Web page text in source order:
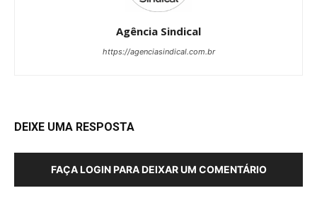
Agência Sindical
https://agenciasindical.com.br
DEIXE UMA RESPOSTA
FAÇA LOGIN PARA DEIXAR UM COMENTÁRIO